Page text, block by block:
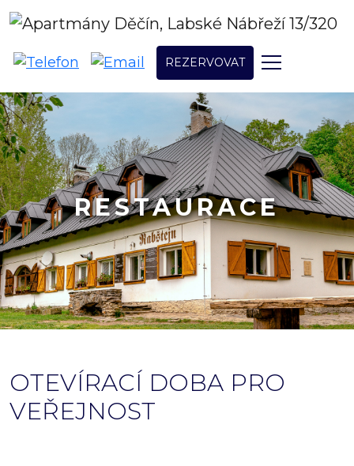
REZERVOVAT
RESTAURACE
OTEVÍRACÍ DOBA PRO
VEŘEJNOST